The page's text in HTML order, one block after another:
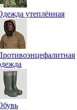
утеплённая